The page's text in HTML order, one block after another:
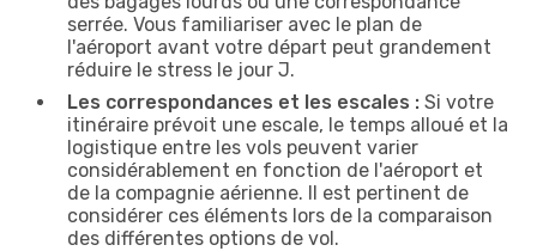
serrée. Vous familiariser avec le plan de
l'aéroport avant votre départ peut grandement
réduire le stress le jour J.
Les correspondances et les escales : Si votre
itinéraire prévoit une escale, le temps alloué et la
logistique entre les vols peuvent varier
considérablement en fonction de l'aéroport et
de la compagnie aérienne. Il est pertinent de
considérer ces éléments lors de la comparaison
des différentes options de vol.